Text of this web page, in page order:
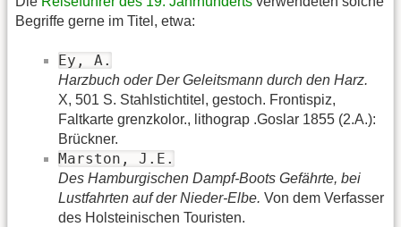
Begriffe gerne im Titel, etwa:
Ey, A.
Harzbuch oder Der Geleitsmann durch den Harz.
X, 501 S. Stahlstichtitel, gestoch. Frontispiz,
Faltkarte grenzkolor., lithograp .Goslar 1855 (2.A.):
Brückner.
Marston, J.E.
Des Hamburgischen Dampf-Boots Gefährte, bei
Lustfahrten auf der Nieder-Elbe. Von dem Verfasser
des Holsteinischen Touristen.